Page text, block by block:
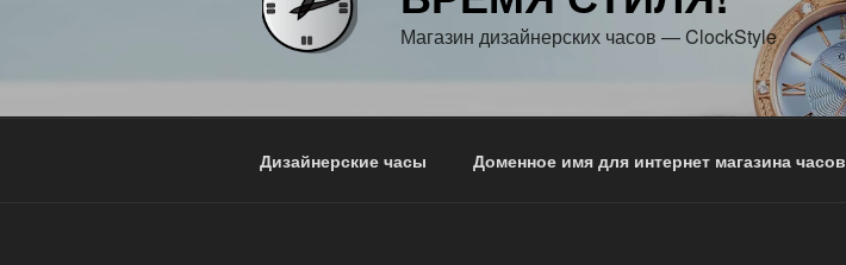
Магазин дизайнерских часов — ClockStyle
Дизайнерские часы Доменное имя для интернет магазина часов